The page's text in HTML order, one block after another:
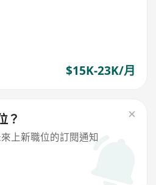
$15K-23K/月
？
上新職位的訂閱通知